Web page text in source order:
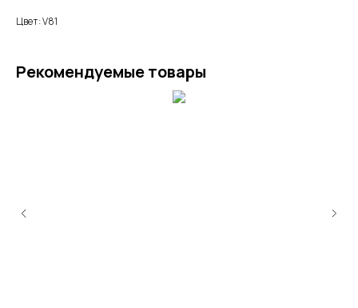
Цвет: V81
Рекомендуемые товары